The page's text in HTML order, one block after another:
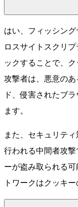
はい、フィッシン
ロスサイトスクリ
ックすることで、
攻撃者は、悪意の
ド、侵害されたブ
ます。
また、セキュリテ
行われる中間者攻
ーが盗み取られる
トワークはクッキ